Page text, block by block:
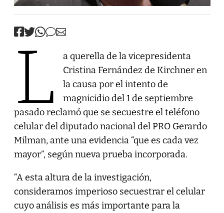
L
a querella de la vicepresidenta
Cristina Fernández de Kirchner en
la causa por el intento de
magnicidio del 1 de septiembre
pasado reclamó que se secuestre el teléfono
celular del diputado nacional del PRO Gerardo
Milman, ante una evidencia “que es cada vez
mayor”, según nueva prueba incorporada.
“A esta altura de la investigación,
consideramos imperioso secuestrar el celular
cuyo análisis es más importante para la